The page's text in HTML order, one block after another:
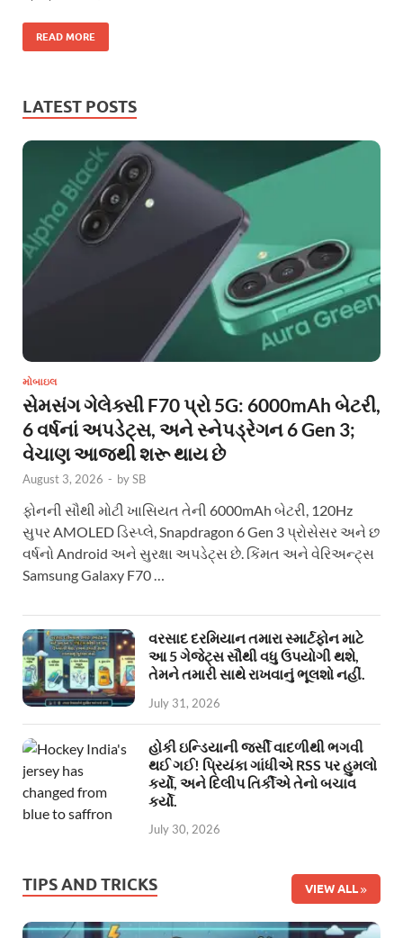
READ MORE
LATEST POSTS
મોબાઇલ
સેમસંગ ગેલેક્સી F70 પ્રો 5G: 6000mAh બેટરી,
6 વર્ષનાં અપડેટ્સ, અને સ્નેપડ્રેગન 6 Gen 3;
વેચાણ આજથી શરૂ થાય છે
August 3, 2026 - bySB
ફોનની સૌથી મોટી ખાસિયત તેની 6000mAh બેટરી, 120Hz
સુપર AMOLED ડિસ્પ્લે, Snapdragon 6 Gen 3 પ્રોસેસર અને છ
વર્ષનો Android અને સુરક્ષા અપડેટ્સ છે. કિંમત અને વેરિઅન્ટ્સ
Samsung Galaxy F70 …
વરસાદ દરમિયાન તમારા સ્માર્ટફોન માટે
આ 5 ગેજેટ્સ સૌથી વધુ ઉપયોગી થશે,
તેમને તમારી સાથે રાખવાનું ભૂલશો નહીં.
July 31, 2026
હોકી ઇન્ડિયાની જર્સી વાદળીથી ભગવી
થઈ ગઈ! પ્રિયંકા ગાંધીએ RSS પર હુમલો
કર્યો, અને દિલીપ તિર્કીએ તેનો બચાવ
કર્યો.
July 30, 2026
TIPS AND TRICKS VIEW ALL